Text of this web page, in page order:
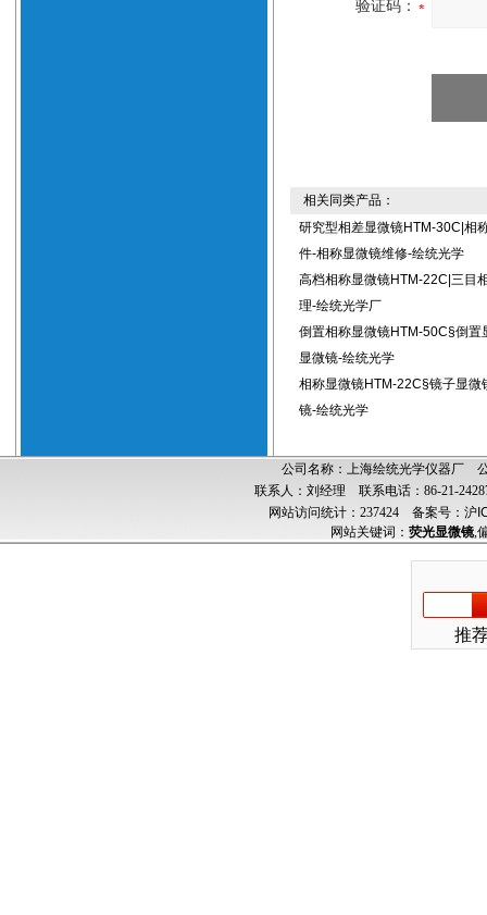
验证码：
相关同类产品：
研究型相差显微镜HTM-30C|相
件-相称显微镜维修-绘统光学
高档相称显微镜HTM-22C|三目
理-绘统光学厂
倒置相称显微镜HTM-50C§倒置
显微镜-绘统光学
相称显微镜HTM-22C§镜子显微
镜-绘统光学
公司名称：上海绘统光学仪器厂
联系人：刘经理 联系电话：86-21-
网站访问统计：237424 备案号：沪
网站关键词： 荧光显微镜,
推